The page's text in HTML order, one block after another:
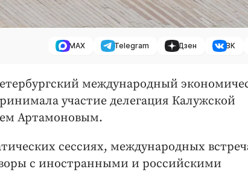
MAX Telegram Дзен ВК
международный
участие делегация Калужской
Артамоновым.
сессиях, международных
с иностранными и российскими